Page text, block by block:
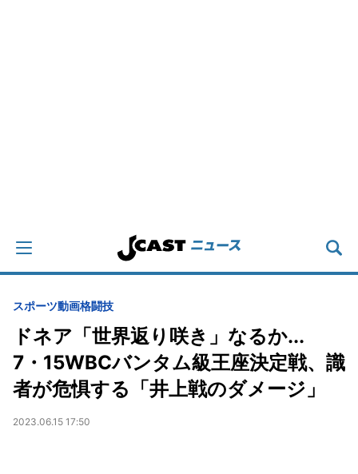
スポーツ動画格闘技
ドネア「世界返り咲き」なるか...
7・15WBCバンタム級王座決定戦、識
者が危惧する「井上戦のダメージ」
2023.06.15 17:50